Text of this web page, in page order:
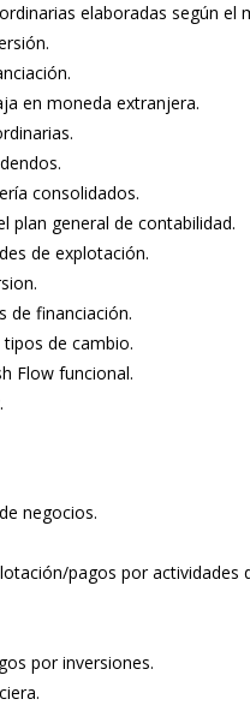
elaboradas según el
en moneda extranjera.
consolidados.
plan general de contabilidad.
de explotación.
de financiación.
de cambio.
Flow funcional.
negocios.
pagos por actividades
por inversiones.